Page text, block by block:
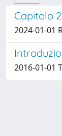
Capitolo
2024-01-01
2016-01-01